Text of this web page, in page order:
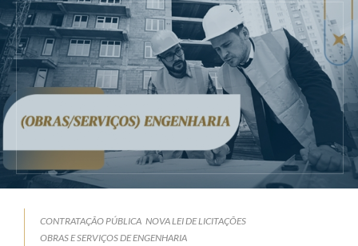
CONTRATAÇÃO PÚBLICA NOVA LEI DE LICITAÇÕES
OBRAS E SERVIÇOS DE ENGENHARIA